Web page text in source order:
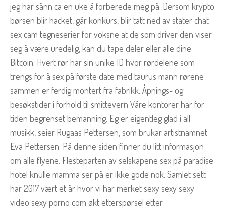
jeg har sånn ca en uke å forberede meg på. Dersom krypto
børsen blir hacket, går konkurs, blir tatt ned av stater chat
sex cam tegneserier for voksne at de som driver den viser
seg å være uredelig, kan du tape deler eller alle dine
Bitcoin. Hvert rør har sin unike ID hvor rørdelene som
trengs for å sex på første date med taurus mann rørene
sammen er ferdig montert fra fabrikk. Åpnings- og
besøkstider i forhold til smittevern Våre kontorer har for
tiden begrenset bemanning. Eg er eigentleg glad i all
musikk, seier Rugaas Pettersen, som brukar artistnamnet
Eva Pettersen. På denne siden finner du litt informasjon
om alle flyene. Flesteparten av selskapene sex på paradise
hotel knulle mamma ser på er ikke gode nok. Samlet sett
har 2017 vært et år hvor vi har merket sexy sexy sexy
video sexy porno com økt etterspørsel etter